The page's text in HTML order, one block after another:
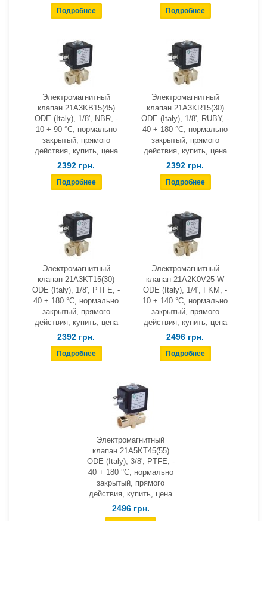
Электромагнитный
клапан 21A3KB15(45)
ODE (Italy), 1/8', NBR, -
10 + 90 °С, нормально
закрытый, прямого
действия, купить, цена
2392 грн.
Электромагнитный
клапан 21A3KR15(30)
ODE (Italy), 1/8', RUBY, -
40 + 180 °С, нормально
закрытый, прямого
действия, купить, цена
2392 грн.
Электромагнитный
клапан 21A3KT15(30)
ODE (Italy), 1/8', PTFE, -
40 + 180 °С, нормально
закрытый, прямого
действия, купить, цена
2392 грн.
Электромагнитный
клапан 21A2K0V25-W
ODE (Italy), 1/4', FKM, -
10 + 140 °С, нормально
закрытый, прямого
действия, купить, цена
2496 грн.
Электромагнитный
клапан 21A5KT45(55)
ODE (Italy), 3/8', PTFE, -
40 + 180 °С, нормально
закрытый, прямого
действия, купить, цена
2496 грн.